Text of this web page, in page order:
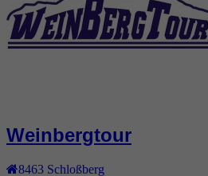
Weinbergtour
8463 Schloßberg